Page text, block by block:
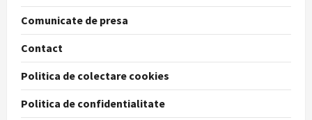
Comunicate de presa
Contact
Politica de colectare cookies
Politica de confidentialitate